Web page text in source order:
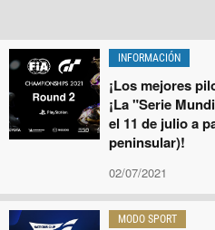
INFORMACIÓN
¡Los mejores
¡La "Serie
el 11 de julio a
peninsular)!
02/07/2021
MODO SPORT